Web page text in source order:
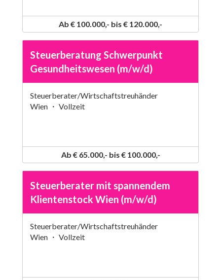
Ab € 100.000,- bis € 120.000,-
Steuerberatung Schwerpunkt
Gesundheitswesen (m/w/d)
Steuerberater/Wirtschaftstreuhänder
Wien ・ Vollzeit
Ab € 65.000,- bis € 100.000,-
Steuerberater mit spannendem
Klientenstock Wien (m/w/d)
Steuerberater/Wirtschaftstreuhänder
Wien ・ Vollzeit